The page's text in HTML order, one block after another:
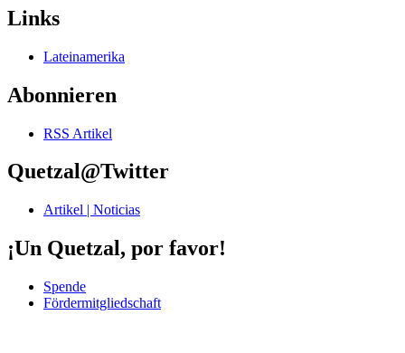
Links
Lateinamerika
Abonnieren
RSS Artikel
Quetzal@Twitter
Artikel | Noticias
¡Un Quetzal, por favor!
Spende
Fördermitgliedschaft